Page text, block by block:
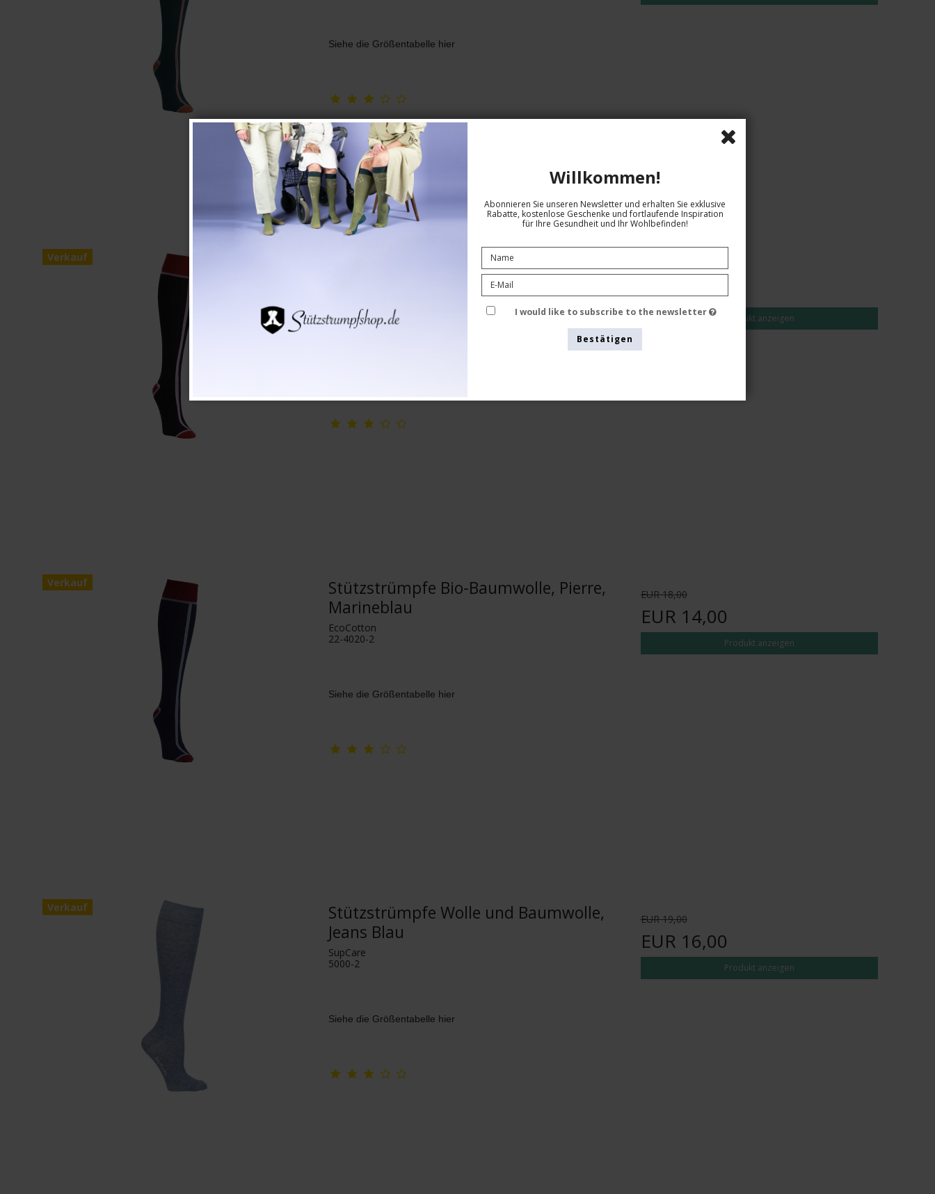
Siehe die Größentabelle hier
Verkauf
Stützstrümpfe Bio-Baumwolle, Pierre,
22-4020-1
EUR 18,00
EUR 14,00
Produkt anzeigen
Verkauf
Stützstrümpfe Bio-Baumwolle, Pierre,
Marineblau
EcoCotton
22-4020-2
Siehe die Größentabelle hier
EUR 18,00
EUR 14,00
Produkt anzeigen
Verkauf
Stützstrümpfe Wolle und Baumwolle,
Jeans Blau
SupCare
5000-2
Siehe die Größentabelle hier
EUR 19,00
EUR 16,00
Produkt anzeigen
Willkommen!
Abonnieren Sie unseren Newsletter und erhalten Sie exklusive
Rabatte, kostenlose Geschenke und fortlaufende Inspiration
für Ihre Gesundheit und Ihr Wohlbefinden!
I would like to subscribe to the newsletter
Bestätigen